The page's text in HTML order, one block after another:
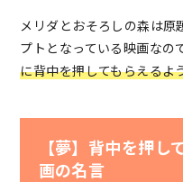
メリダとおそろしの森は
プトとなっている映画なの
に背中を押してもらえるよ
【夢】背中を押し
画の名言